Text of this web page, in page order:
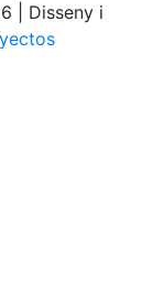
| Disseny i